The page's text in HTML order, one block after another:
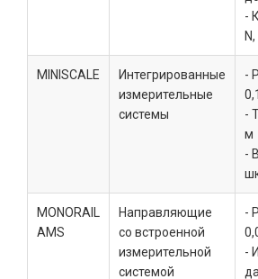
-
N,
MINISCALE
Интегрированные
измерительные
системы
-
-
м
-
MONORAIL
AMS
Направляющие
со встроенной
измерительной
системой
-
-